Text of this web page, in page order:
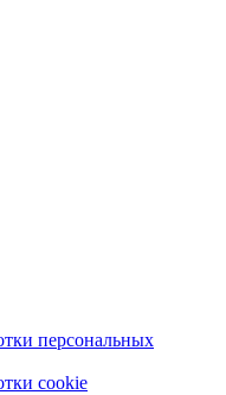
персональных
cookie